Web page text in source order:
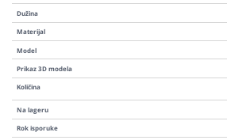
Dužina
Materijal
Model
Prikaz 3D modela
Količina
Na lageru
Rok isporuke